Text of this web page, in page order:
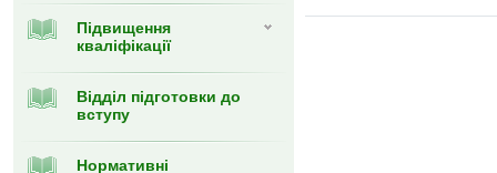
Підвищення
кваліфікації
Відділ підготовки до
вступу
Нормативні